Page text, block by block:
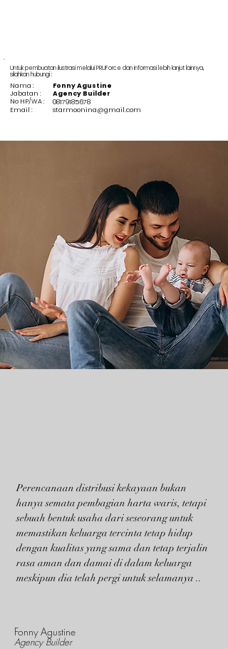
Untuk pembuatan ilustrasi melalui PRUForce dan informasi lebih lanjut lainnya,
silahkan hubungi :
Nama :
Fonny Agustine
Jabatan :
Agency Builder
No HP/WA :
08179185678
Email :
starmoonina@gmail.com
Perencanaan distribusi kekayaan bukan
hanya semata pembagian harta waris, tetapi
sebuah bentuk usaha dari seseorang untuk
memastikan keluarga tercinta tetap hidup
dengan kualitas yang sama dan tetap terjalin
rasa aman dan damai di dalam keluarga
meskipun dia telah pergi untuk selamanya ..
Fonny Agustine
Agency Builder